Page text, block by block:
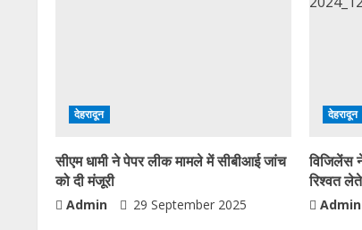
देहरादून
सीएम धामी ने पेपर लीक मामले में सीबीआई जांच
को दी मंजूरी
Admin 29 September 2025
देहरादून
विजिलेंस
रिश्वत
Admin